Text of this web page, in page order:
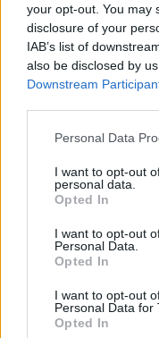
your opt-out. You may
disclosure of your
IAB’s list of
also be disclosed by
Downstream
Please note that this
not limited to your visit
grant or deny consent
use your data for
consent section.
Personal Data
I want to opt-out
personal data.
Opted In
I want to opt-out
Personal Data.
Opted In
I want to opt-out
Personal Data for
Opted In
Τα «τρικ» που
Οι ελεγκτικές
βασικές πρακτικές
Μεταξύ αυτών
συνέχιση της
καθυστερημένη
αποχώρησης ώστε